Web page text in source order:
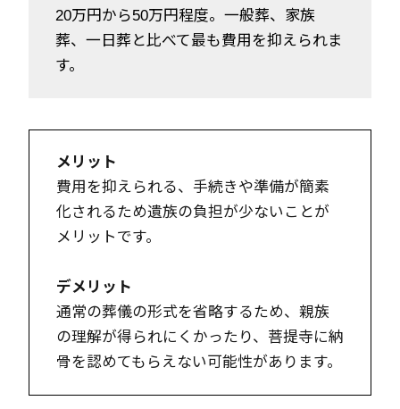
20万円から50万円程度。一般葬、家族
葬、一日葬と比べて最も費用を抑えられま
す。
メリット
費用を抑えられる、手続きや準備が簡素
化されるため遺族の負担が少ないことが
メリットです。
デメリット
通常の葬儀の形式を省略するため、親族
の理解が得られにくかったり、菩提寺に納
骨を認めてもらえない可能性があります。